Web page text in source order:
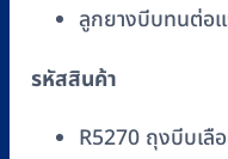
ลูกยางบีบทนต่อ
รหัสสินค้า
R5270 ถุงบีบเลื